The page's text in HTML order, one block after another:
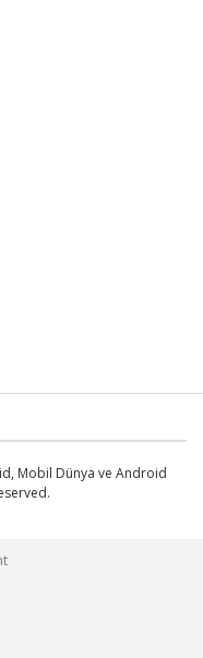
Mobil Dünya ve Android